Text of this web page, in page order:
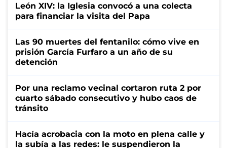
León XIV: la Iglesia convocó a una colecta
para financiar la visita del Papa
Las 90 muertes del fentanilo: cómo vive en
prisión García Furfaro a un año de su
detención
Por una reclamo vecinal cortaron ruta 2 por
cuarto sábado consecutivo y hubo caos de
tránsito
Hacía acrobacia con la moto en plena calle y
la subía a las redes: le suspendieron la